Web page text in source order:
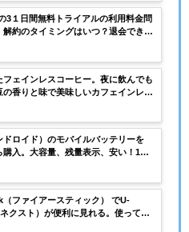
3１日間無料トライアルの利用料金問
解約のタイミングはいつ？退会できな
フェインレスコーヒー。夜に飲んでも
の香りと味で美味しいカフェインレス
ドロイド）のモバイルバッテリーを
入。大容量、残量表示、安い！1ヶ
ー評価は？
（ファイアースティック） でU-
クスト）が便利に見れる。使ってわ
・デメリット